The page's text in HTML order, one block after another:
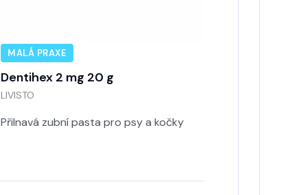
MALÁ PRAXE
Dentihex 2 mg 20 g
LIVISTO
Přilnavá zubní pasta pro psy a kočky